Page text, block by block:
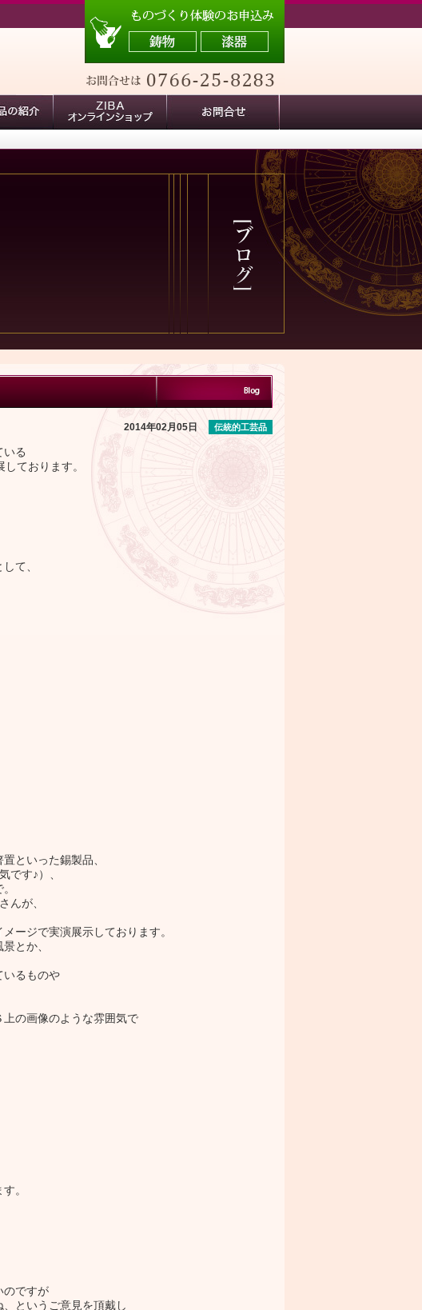
2014年02月05日 伝統的工芸品
いる
ております。
て、
といった錫製品、
です♪）、
んが、
ージで実演展示しております。
とか、
いるものや
の画像のような雰囲気で
。
のですが
というご意見を頂戴し